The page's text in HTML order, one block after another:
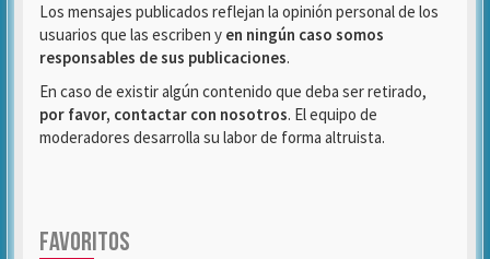
Los mensajes publicados reflejan la opinión personal de los
usuarios que las escriben y en ningún caso somos
responsables de sus publicaciones.
En caso de existir algún contenido que deba ser retirado,
por favor, contactar con nosotros. El equipo de
moderadores desarrolla su labor de forma altruista.
FAVORITOS